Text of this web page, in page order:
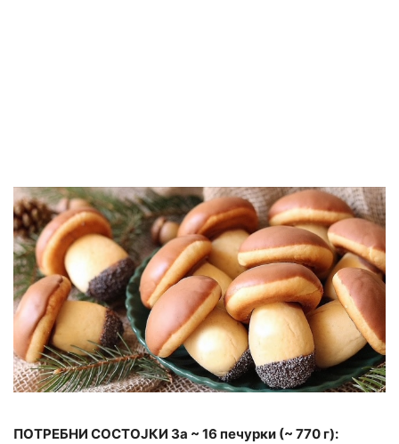
ПОТРЕБНИ СОСТОЈКИ За ~ 16 печурки (~ 770 г):